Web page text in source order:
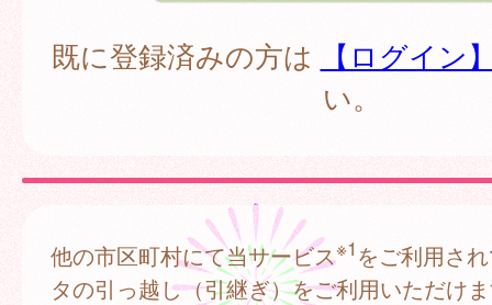
既に登録済みの方は
【ログイン
い。
他の市区町村にて当サービス※1 をご利用さ
タの引っ越し（引継ぎ）をご利用いただけ